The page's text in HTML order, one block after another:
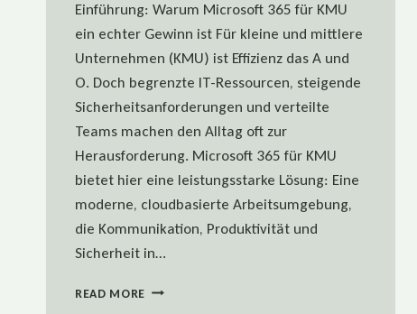
Einführung: Warum Microsoft 365 für KMU
ein echter Gewinn ist Für kleine und mittlere
Unternehmen (KMU) ist Effizienz das A und
O. Doch begrenzte IT-Ressourcen, steigende
Sicherheitsanforderungen und verteilte
Teams machen den Alltag oft zur
Herausforderung. Microsoft 365 für KMU
bietet hier eine leistungsstarke Lösung: Eine
moderne, cloudbasierte Arbeitsumgebung,
die Kommunikation, Produktivität und
Sicherheit in…
READ MORE DIE